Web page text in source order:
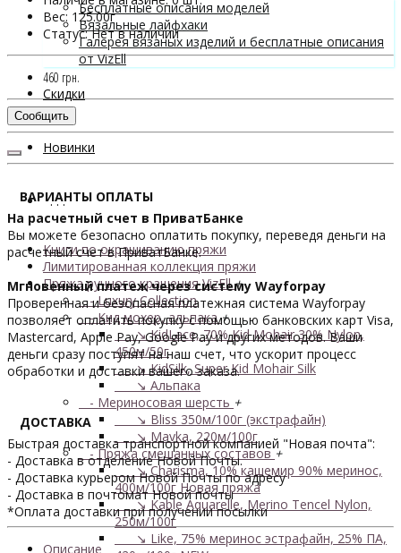
Бесплатные описания моделей
Вязальные лайфхаки
Галерея вязаных изделий и бесплатные описания
от VizEll
Скидки
Новинки
. . .
Книги по окрашиванию пряжи
Лимитированная коллекция пряжи
Пряжа ручного крашения VizEll+
- Luxury Collection
- Кид мохер, альпака+
↘ KidLace, 70% Kid Mohair 30% Nylon,
450м/50г
↘ KidSilk, Super Kid Mohair Silk
↘ Альпака
- Мериносовая шерсть +
↘ Bliss 350м/100г (экстрафайн)
↘ Mavka, 220м/100г
- Пряжа смешанных составов+
↘ Charisma, 10% кашемир 90% меринос,
400м/100г Новая пряжа
↘ Kable Aquarelle, Merino Tencel Nylon,
250м/100г
↘ Like, 75% меринос эстрафайн, 25% ПА,
Вес: 125.00г
Статус: Нет в наличии
460 грн.
Сообщить
ВАРИАНТЫ ОПЛАТЫ
На расчетный счет в ПриватБанке
Вы можете безопасно оплатить покупку, переведя деньги на
расчетный счет в ПриватБанке.
Мгновенный платеж через систему Wayforpay
Проверенная и безопасная платежная система Wayforpay
позволяет оплатить покупку с помощью банковских карт Visa,
Mastercard, Apple Pay, Google Pay и других методов. Ваши
деньги сразу поступят на наш счет, что ускорит процесс
обработки и доставки вашего заказа.
ДОСТАВКА
Быстрая доставка транспортной компанией "Новая почта":
- Доставка в отделение Новой Почты.
- Доставка курьером Новой Почты по адресу
- Доставка в почтомат Новой почты
*Оплата доставки при получении посылки
Описание